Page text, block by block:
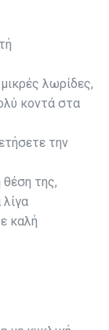
λωρίδες,
κοντά στα
την
της,
καλή